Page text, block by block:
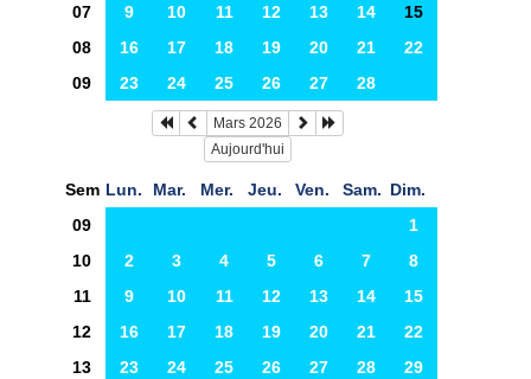
07
9 10 11 12 13 14
15
08
16 17 18 19 20 21
22
09
23 24 25 26 27 28
Mars 2026
Aujourd'hui
Sem Lun. Mar. Mer. Jeu. Ven. Sam. Dim.
09
1
10
2 3 4 5 6 7
8
11
9 10 11 12 13 14
15
12
16 17 18 19 20 21
22
13
23 24 25 26 27 28
29